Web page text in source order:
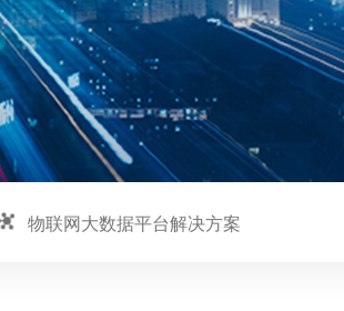
物联网大数据平台解决方案